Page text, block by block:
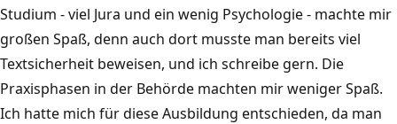
Studium - viel Jura und ein wenig Psychologie - machte mir
großen Spaß, denn auch dort musste man bereits viel
Textsicherheit beweisen, und ich schreibe gern. Die
Praxisphasen in der Behörde machten mir weniger Spaß.
Ich hatte mich für diese Ausbildung entschieden, da man